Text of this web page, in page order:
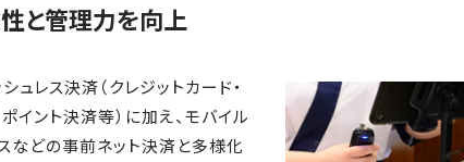
と管理力を向上
レス決済（クレジットカード・
イント決済等）に加え、モバイル
などの事前ネット決済と多様化